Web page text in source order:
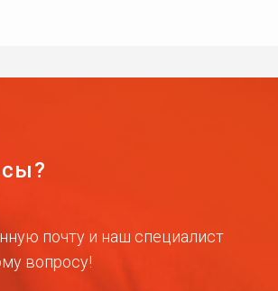
почту и наш специалист
вопросу!